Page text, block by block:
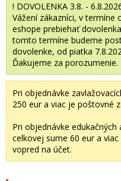
! DOVOLENKA 3.8. -
Vážení zákazníci, v termíne
eshope prebiehať
tomto termíne budeme
dovolenke, od piatka
Ďakujeme za porozumenie.
Pri objednávke
250 eur a viac je poštovné
Pri objednávke
celkovej sume 60 eur a
vopred na účet.